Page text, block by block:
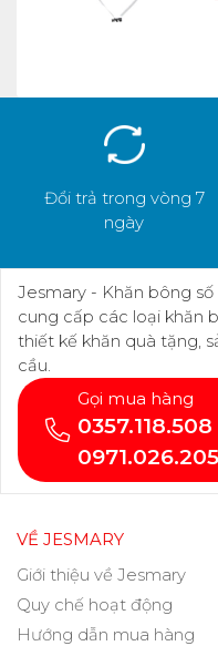
Đổi trả trong vòng 7
ngày
Jesmary - Khăn bông
cung cấp các loại khăn
thiết kế khăn quà tặng,
cầu.
Gọi mua hàng
0971.026.205
VỀ JESMARY
Giới thiệu về Jesmary
Quy chế hoạt động
Hướng dẫn mua hàng